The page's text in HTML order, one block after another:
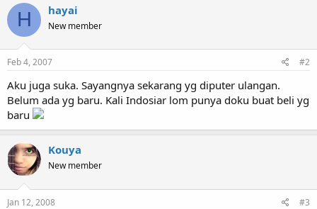
H hayai
New member
Feb 4, 2007 #2
Aku juga suka. Sayangnya sekarang yg diputer ulangan.
Belum ada yg baru. Kali Indosiar lom punya doku buat beli yg
baru
Kouya
New member
Jan 12, 2008 #3